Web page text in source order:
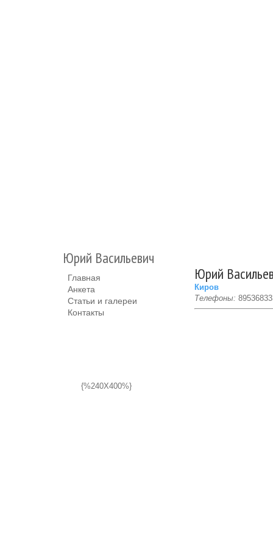
Юрий Васильевич
Главная
Анкета
Статьи и галереи
Контакты
{%240X400%}
Юрий
Киров
Телефоны: